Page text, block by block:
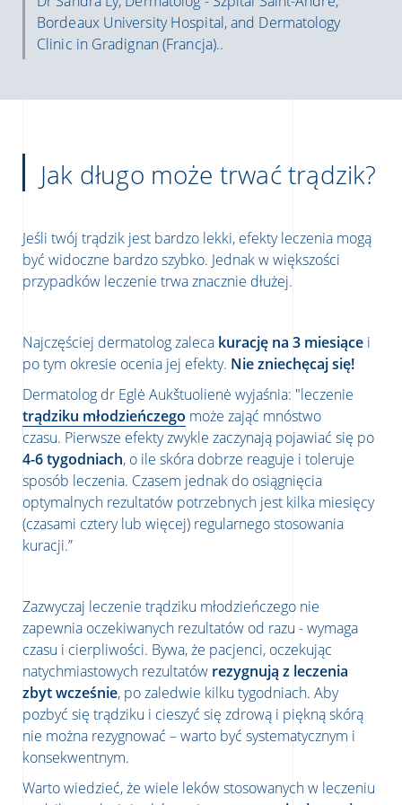
Bordeaux University Hospital, and Dermatology
Clinic in Gradignan (Francja)..
Jak długo może trwać trądzik?
Jeśli twój trądzik jest bardzo lekki, efekty leczenia mogą
być widoczne bardzo szybko. Jednak w większości
przypadków leczenie trwa znacznie dłużej.
Najczęściej dermatolog zaleca kurację na 3 miesiące i
po tym okresie ocenia jej efekty. Nie zniechęcaj się!
Dermatolog dr Eglė Aukštuolienė wyjaśnia: "leczenie
trądziku młodzieńczego może zająć mnóstwo
czasu. Pierwsze efekty zwykle zaczynają pojawiać się po
4-6 tygodniach, o ile skóra dobrze reaguje i toleruje
sposób leczenia. Czasem jednak do osiągnięcia
optymalnych rezultatów potrzebnych jest kilka miesięcy
(czasami cztery lub więcej) regularnego stosowania
kuracji.”
Zazwyczaj leczenie trądziku młodzieńczego nie
zapewnia oczekiwanych rezultatów od razu - wymaga
czasu i cierpliwości. Bywa, że pacjenci, oczekując
natychmiastowych rezultatów rezygnują z leczenia
zbyt wcześnie, po zaledwie kilku tygodniach. Aby
pozbyć się trądziku i cieszyć się zdrową i piękną skórą
nie można rezygnować – warto być systematycznym i
konsekwentnym.
Warto wiedzieć, że wiele leków stosowanych w leczeniu